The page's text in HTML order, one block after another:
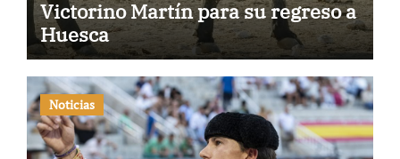
Victorino Martín para su regreso a
Huesca
Noticias